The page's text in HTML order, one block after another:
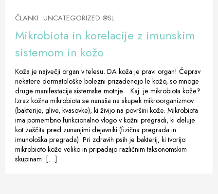
ČLANKI UNCATEGORIZED @SL
Mikrobiota in korelacije z imunskim
sistemom in kožo
Koža je največji organ v telesu. DA koža je pravi organ! Čeprav
nekatere dermatološke bolezni prizadenejo le kožo, so mnoge
druge manifestacija sistemske motnje. Kaj je mikrobiota kože?
Izraz kožna mikrobiota se nanaša na skupek mikroorganizmov
(bakterije, glive, kvasovke), ki živijo na površini kože. Mikrobiota
ima pomembno funkcionalno vlogo v kožni pregradi, ki deluje
kot zaščita pred zunanjimi dejavniki (fizična pregrada in
imunološka pregrada). Pri zdravih psih je bakterij, ki tvorijo
mikrobioto kože veliko in pripadajo različnim taksonomskim
skupinam. […]